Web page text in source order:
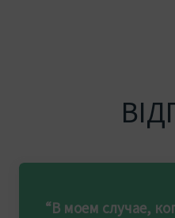
“В моем случае,